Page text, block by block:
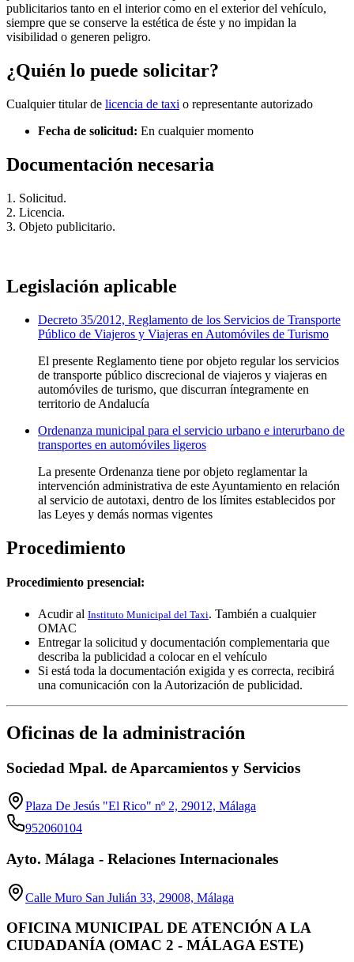
publicitarios tanto en el interior como en el exterior del vehículo,
siempre que se conserve la estética de éste y no impidan la
visibilidad o generen peligro.
¿Quién lo puede solicitar?
Cualquier titular de licencia de taxi o representante autorizado
Fecha de solicitud: En cualquier momento
Documentación necesaria
1. Solicitud.
2. Licencia.
3. Objeto publicitario.
Legislación aplicable
Decreto 35/2012, Reglamento de los Servicios de Transporte
Público de Viajeros y Viajeras en Automóviles de Turismo
El presente Reglamento tiene por objeto regular los servicios
de transporte público discrecional de viajeros y viajeras en
automóviles de turismo, que discurran íntegramente en
territorio de Andalucía
Ordenanza municipal para el servicio urbano e interurbano de
transportes en automóviles ligeros
La presente Ordenanza tiene por objeto reglamentar la
intervención administrativa de este Ayuntamiento en relación
al servicio de autotaxi, dentro de los límites establecidos por
las Leyes y demás normas vigentes
Procedimiento
Procedimiento presencial:
Acudir al Instituto Municipal del Taxi. También a cualquier
OMAC
Entregar la solicitud y documentación complementaria que
describa la publicidad a colocar en el vehículo
Si está toda la documentación exigida y es correcta, recibirá
una comunicación con la Autorización de publicidad.
Oficinas de la administración
Sociedad Mpal. de Aparcamientos y Servicios
Plaza De Jesús "El Rico" nº 2, 29012, Málaga
952060104
Ayto. Málaga - Relaciones Internacionales
Calle Muro San Julián 33, 29008, Málaga
OFICINA MUNICIPAL DE ATENCIÓN A LA
CIUDADANÍA (OMAC 2 - MÁLAGA ESTE)